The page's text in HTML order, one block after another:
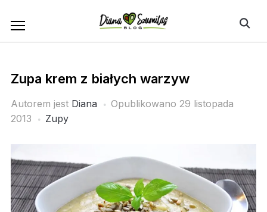
Search
Zupa krem z białych warzyw
Autorem jest Diana Opublikowano 29 listopada
2013
Zupy